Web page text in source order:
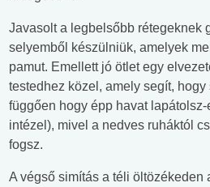
Javasolt a legbelsőbb rétegeknek
selyemből készülniük, amelyek
pamut. Emellett jó ötlet egy
testedhez közel, amely segít, hogy
függően hogy épp havat
intézel), mivel a nedves ruháktól
fogsz.
A végső simítás a téli öltözékeden